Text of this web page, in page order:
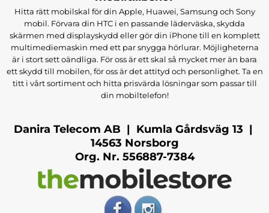
Hitta rätt mobilskal för din Apple, Huawei, Samsung och Sony
mobil. Förvara din HTC i en passande läderväska, skydda
skärmen med displayskydd eller gör din iPhone till en komplett
multimediemaskin med ett par snygga hörlurar. Möjligheterna
är i stort sett oändliga. För oss är ett skal så mycket mer än bara
ett skydd till mobilen, för oss är det attityd och personlighet. Ta en
titt i vårt sortiment och hitta prisvärda lösningar som passar till
din mobiltelefon!
Danira Telecom AB | Kumla Gårdsväg 13 |
14563 Norsborg
Org. Nr. 556887-7384